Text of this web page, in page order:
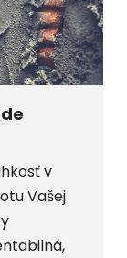
v
Vašej